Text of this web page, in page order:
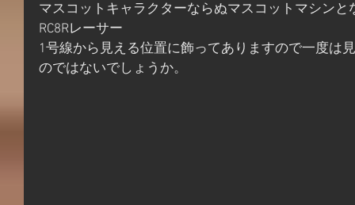
マスコットキャラクターならぬマスコットマシン
RC8Rレーサー
1号線から見える位置に飾ってありますので一度は
のではないでしょうか。